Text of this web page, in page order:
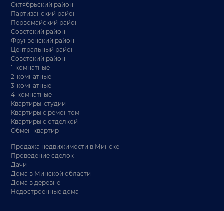
Октябрьский район
Партизанский район
Первомайский район
Советский район
Фрунзенский район
Центральный район
Советский район
1-комнатные
2-комнатные
3-комнатные
4-комнатные
Квартиры-студии
Квартиры с ремонтом
Квартиры с отделкой
Обмен квартир
Продажа недвижимости в Минске
Проведение сделок
Дачи
Дома в Минской области
Дома в деревне
Недостроенные дома